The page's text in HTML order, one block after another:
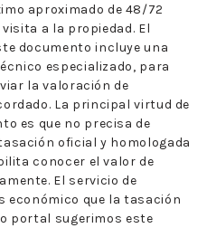
aproximado de 48/72
a la propiedad. El
documento incluye una
especializado, para
la valoración de
La principal virtud de
es que no precisa de
oficial y homologada
conocer el valor de
El servicio de
económico que la tasación
portal sugerimos este